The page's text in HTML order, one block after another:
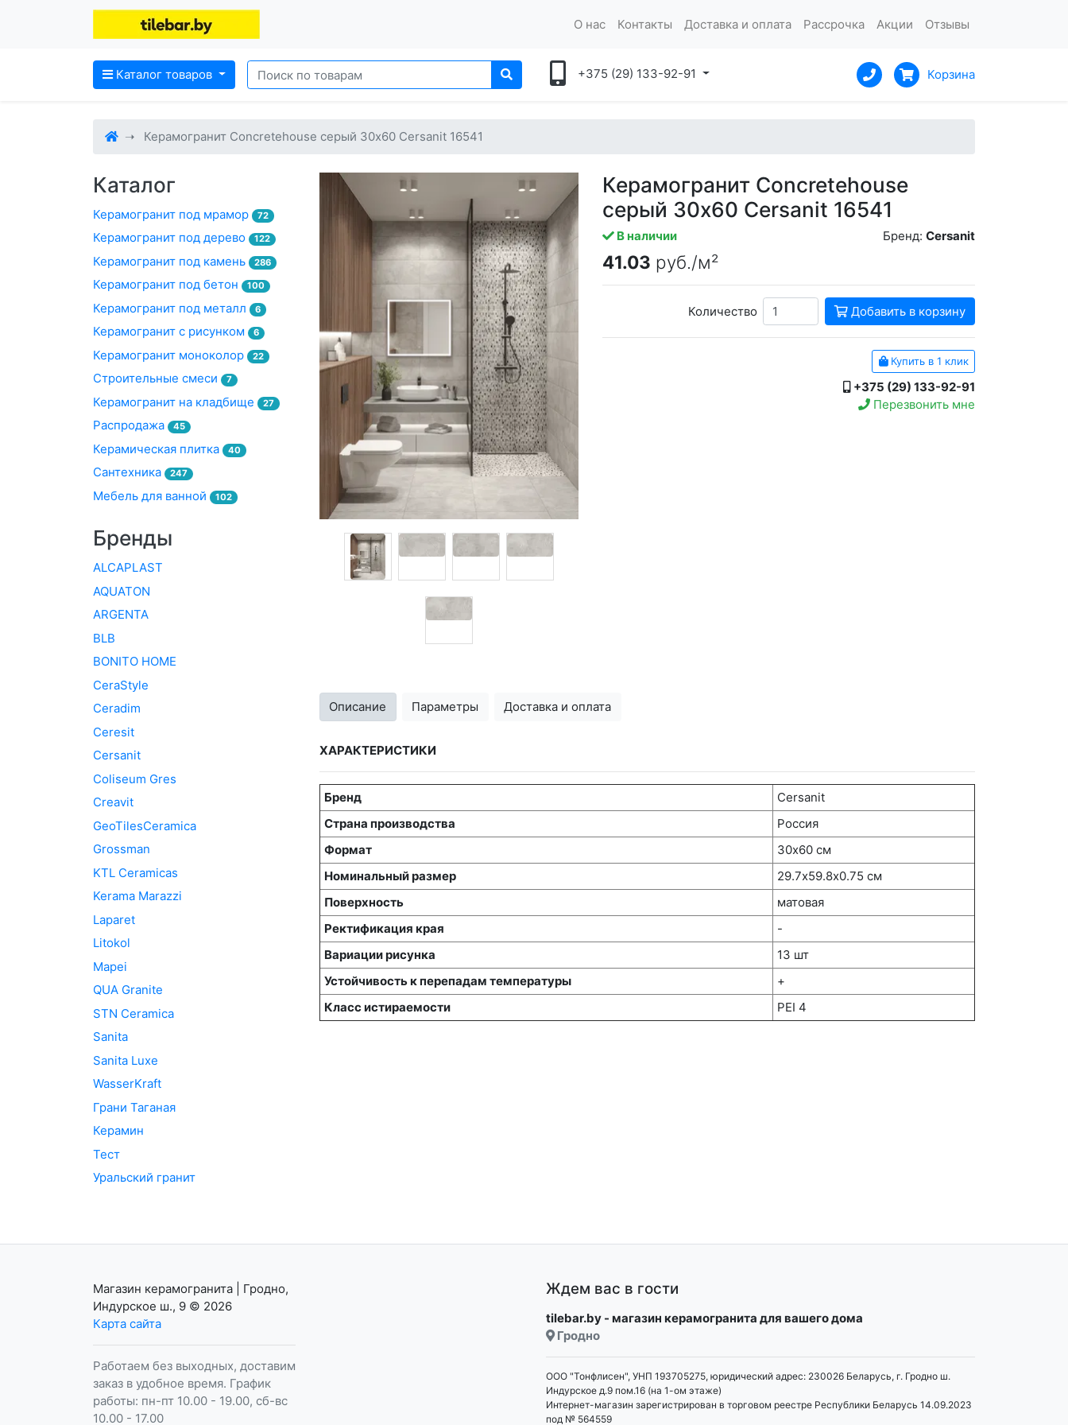
О нас Контакты Доставка и оплата Рассрочка Акции Отзывы
Каталог товаров +375 (29) 133-92-91 Корзина
Керамогранит Concretehouse серый 30x60 Cersanit 16541
Керамогранит Concretehouse
серый 30x60 Cersanit 16541
В наличии Бренд: Cersanit
41.03 руб./м²
Количество Добавить в корзину
Купить в 1 клик
+375 (29) 133-92-91
Перезвонить мне
Описание Параметры Доставка и оплата
ХАРАКТЕРИСТИКИ
Бренд
Cersanit
Страна производства
Россия
Формат
30х60 см
Номинальный размер
29.7х59.8x0.75 см
Поверхность
матовая
Ректификация края
-
Вариации рисунка
13 шт
Устойчивость к перепадам температуры
+
Класс истираемости
PEI 4
Каталог
Керамогранит под мрамор 72
Керамогранит под дерево 122
Керамогранит под камень 286
Керамогранит под бетон 100
Керамогранит под металл 6
Керамогранит с рисунком 6
Керамогранит моноколор 22
Строительные смеси 7
Керамогранит на кладбище 27
Распродажа 45
Керамическая плитка 40
Сантехника 247
Мебель для ванной 102
Бренды
ALCAPLAST
AQUATON
ARGENTA
BLB
BONITO HOME
CeraStyle
Ceradim
Ceresit
Cersanit
Coliseum Gres
Creavit
GeoTilesCeramica
Grossman
KTL Ceramicas
Kerama Marazzi
Laparet
Litokol
Mapei
QUA Granite
STN Ceramica
Sanita
Sanita Luxe
WasserKraft
Грани Таганая
Керамин
Тест
Уральский гранит
Магазин керамогранита | Гродно,
Индурское ш., 9 © 2026
Карта сайта
Работаем без выходных, доставим
заказ в удобное время. График
работы: пн-пт 10.00 - 19.00, сб-вс
10.00 - 17.00
Ждем вас в гости
tilebar.by - магазин керамогранита для вашего дома
Гродно
ООО "Тонфлисен", УНП 193705275, юридический адрес: 230026 Беларусь, г. Гродно ш.
Индурское д.9 пом.16 (на 1-ом этаже)
Интернет-магазин зарегистрирован в торговом реестре Республики Беларусь 14.09.2023
под № 564559